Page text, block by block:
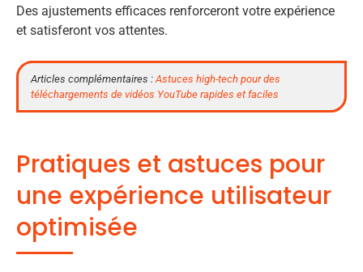
Des ajustements efficaces renforceront votre expérience
et satisferont vos attentes.
Articles complémentaires :Astuces high-tech pour des
téléchargements de vidéos YouTube rapides et faciles
Pratiques et astuces pour
une expérience utilisateur
optimisée